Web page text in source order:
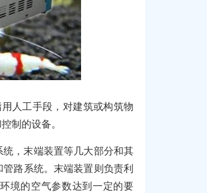
人工手段，对建筑或构筑物
制的设备。
，末端装置等几大部分和其
路系统。末端装置则负责利
境的空气参数达到一定的要